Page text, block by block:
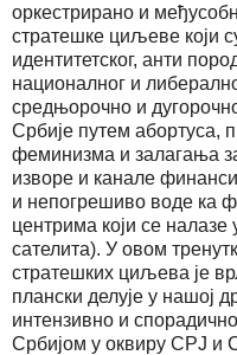
оркестрирано и
стратешке циљеве који
идентитетског, анти
националног и
средњорочно и
Србије путем абортуса,
феминизма и залагања
изворе и канале
и непогрешиво воде ка
центрима који се
сателита). У овом
стратешких циљева је
плански делује у нашој
интензивно и
Србијом у оквиру СРЈ и